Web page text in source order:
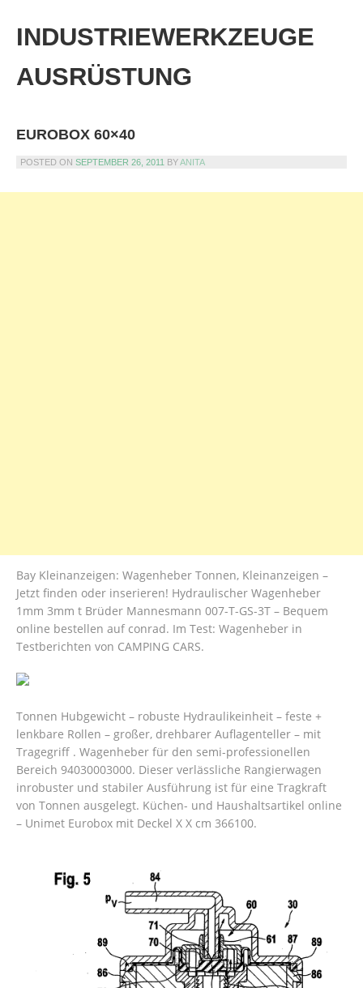
content
INDUSTRIEWERKZEUGE
AUSRÜSTUNG
EUROBOX 60×40
POSTED ON SEPTEMBER 26, 2011 BYANITA
Bay Kleinanzeigen: Wagenheber Tonnen, Kleinanzeigen –
Jetzt finden oder inserieren! Hydraulischer Wagenheber
1mm 3mm t Brüder Mannesmann 007-T-GS-3T – Bequem
online bestellen auf conrad. Im Test: Wagenheber in
Testberichten von CAMPING CARS.
Tonnen Hubgewicht – robuste Hydraulikeinheit – feste +
lenkbare Rollen – großer, drehbarer Auflagenteller – mit
Tragegriff . Wagenheber für den semi-professionellen
Bereich 94030003000. Dieser verlässliche Rangierwagen
inrobuster und stabiler Ausführung ist für eine Tragkraft
von Tonnen ausgelegt. Küchen- und Haushaltsartikel online
– Unimet Eurobox mit Deckel X X cm 366100.